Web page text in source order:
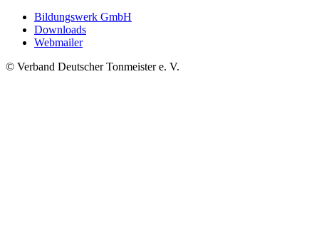
Bildungswerk GmbH
Downloads
Webmailer
© Verband Deutscher Tonmeister e. V.